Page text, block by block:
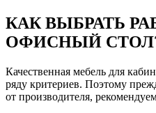
КАК ВЫБРАТЬ
ОФИСНЫЙ
Качественная мебель для
ряду критериев. Поэтому
от производителя,